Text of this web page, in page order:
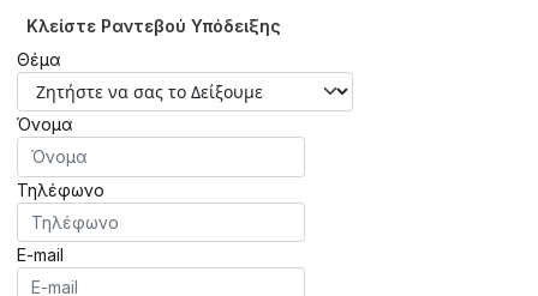
Κλείστε Ραντεβού Υπόδειξης
Θέμα
Όνομα
Τηλέφωνο
E-mail